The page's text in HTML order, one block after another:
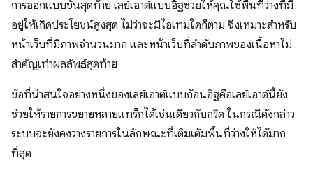
การออกแบบขั้นสุดท้าย เลย์เอาต์แบบอิฐช่วยให้คุณใช้พื้นที่ว่างที่มี
อยู่ให้เกิดประโยชน์สูงสุด ไม่ว่าจะมีไอเทมใดก็ตาม จึงเหมาะสำหรับ
หน้าเว็บที่มีภาพจำนวนมาก และหน้าเว็บที่ลำดับภาพของเนื้อหาไม่
สำคัญเท่าผลลัพธ์สุดท้าย
ข้อที่น่าสนใจอย่างหนึ่งของเลย์เอาต์แบบก้อนอิฐคือเลย์เอาต์นี้ยัง
ช่วยให้รายการขยายหลายแทร็กได้เช่นเดียวกับกริด ในกรณีดังกล่าว
ระบบจะยังคงวางรายการในลักษณะที่เติมเต็มพื้นที่ว่างให้ได้มาก
ที่สุด